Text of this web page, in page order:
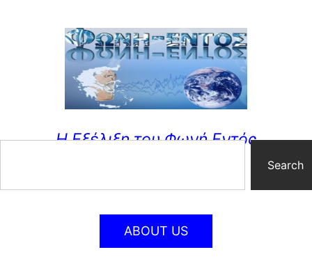
Η Εξέλιξη του Φωνή Εντός
Search
ABOUT US